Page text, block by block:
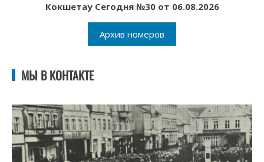
Кокшетау Сегодня №30 от 06.08.2026
Архив номеров
МЫ В КОНТАКТЕ